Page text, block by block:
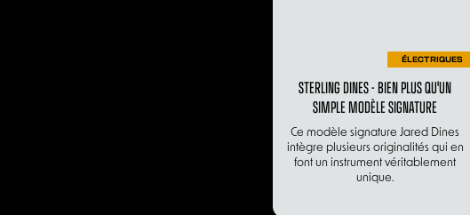
ÉLECTRIQUES
STERLING DINES - BIEN PLUS QU'UN
SIMPLE MODÈLE SIGNATURE
Ce modèle signature Jared Dines
intègre plusieurs originalités qui en
font un instrument véritablement
unique.